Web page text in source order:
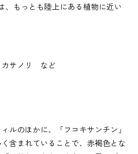
、もっとも陸上にある植物に近い
カサノリ など
ルのほかに、「フコキサンチン」
含まれていることで、赤褐色とな